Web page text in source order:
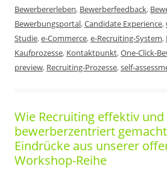
Bewerbererleben, Bewerberfeedback,
Bewerbungsportal,Candidate Experience,
Studie,e-Commerce,e-Recruiting-System,
Kaufprozesse, Kontaktpunkt,One-Click-
preview, Recruiting-Prozesse,self-
Wie Recruiting effektiv und
bewerberzentriert
Eindrücke aus unserer
Workshop-Reihe